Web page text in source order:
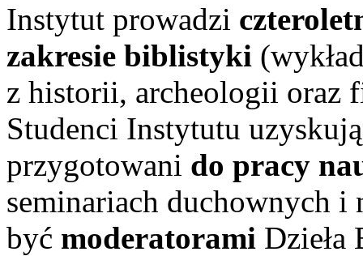
Instytut prowadzi
zakresie biblistyki
z historii, archeologii
Studenci Instytutu
przygotowani do pracy
seminariach duchownych i
być moderatorami